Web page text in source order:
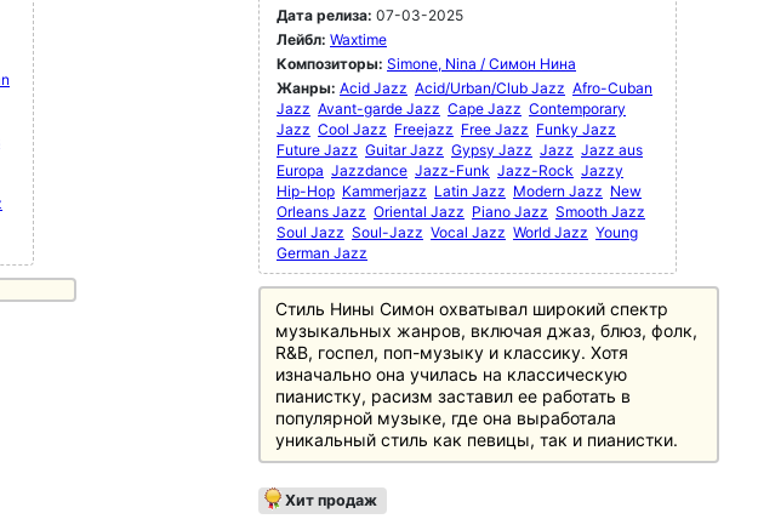
Дата релиза: 07-03-2025
Лейбл: Waxtime
Композиторы: Simone, Nina / Симон Нина
Жанры: Acid Jazz Acid/Urban/Club Jazz Afro-Cuban
Jazz Avant-garde Jazz Cape Jazz Contemporary
Jazz Cool Jazz Freejazz Free Jazz Funky Jazz
Future Jazz Guitar Jazz Gypsy Jazz Jazz Jazz aus
Europa Jazzdance Jazz-Funk Jazz-Rock Jazzy
Hip-Hop Kammerjazz Latin Jazz Modern Jazz New
Orleans Jazz Oriental Jazz Piano Jazz Smooth Jazz
Soul Jazz Soul-Jazz Vocal Jazz World Jazz Young
German Jazz
Стиль Нины Симон охватывал широкий спектр
музыкальных жанров, включая джаз, блюз, фолк,
R&B, госпел, поп-музыку и классику. Хотя
изначально она училась на классическую
пианистку, расизм заставил ее работать в
популярной музыке, где она выработала
уникальный стиль как певицы, так и пианистки.
Хит продаж